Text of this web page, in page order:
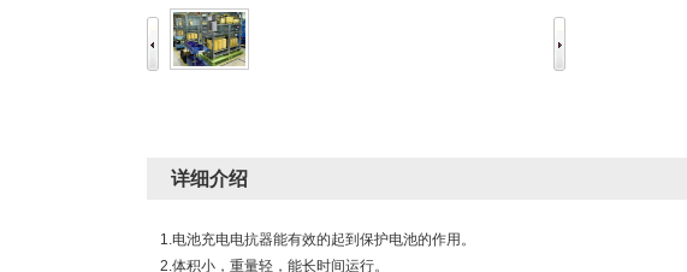
详细介绍
1.电池充电电抗器能有效的起到保护电池的作用。
2.体积小，重量轻，能长时间运行。